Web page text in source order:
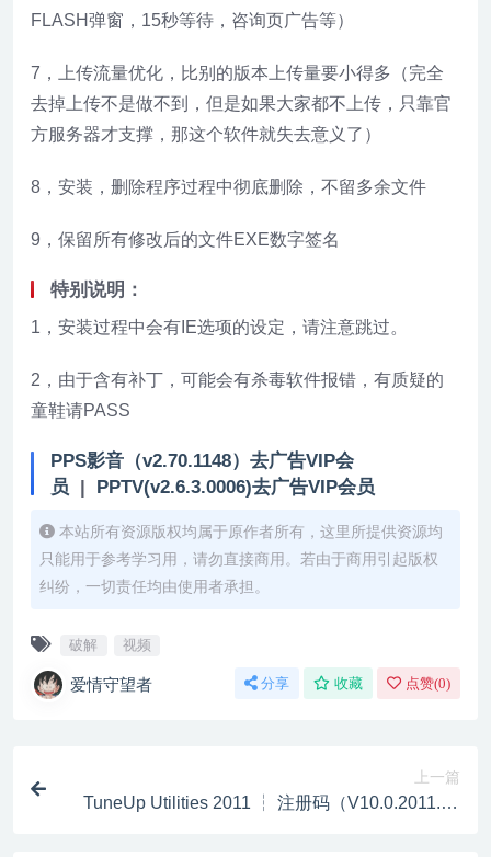
FLASH弹窗，15秒等待，咨询页广告等）
7，上传流量优化，比别的版本上传量要小得多（完全
去掉上传不是做不到，但是如果大家都不上传，只靠官
方服务器才支撑，那这个软件就失去意义了）
8，安装，删除程序过程中彻底删除，不留多余文件
9，保留所有修改后的文件EXE数字签名
特别说明：
1，安装过程中会有IE选项的设定，请注意跳过。
2，由于含有补丁，可能会有杀毒软件报错，有质疑的
童鞋请PASS
PPS影音（v2.70.1148）去广告VIP会
员 | PPTV(v2.6.3.0006)去广告VIP会员
本站所有资源版权均属于原作者所有，这里所提供资源均
只能用于参考学习用，请勿直接商用。若由于商用引起版权
纠纷，一切责任均由使用者承担。
破解 视频
爱情守望者 分享 收藏 点赞(0)
上一篇
TuneUp Utilities 2011 ┆ 注册码（V10.0.2011.65